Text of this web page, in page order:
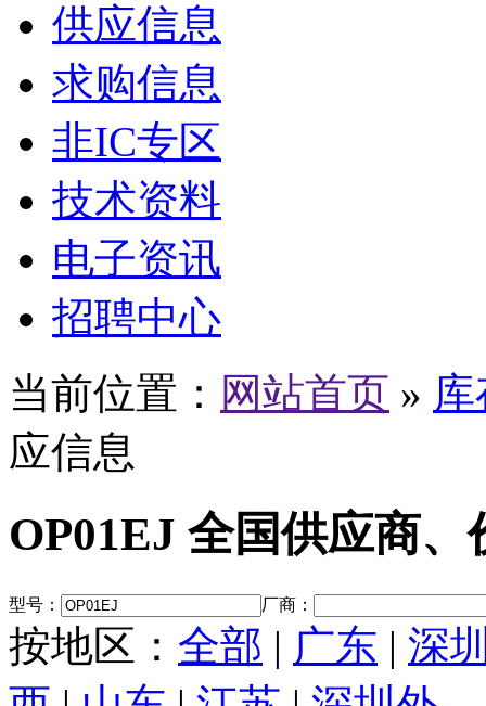
供应信息
求购信息
非IC专区
技术资料
电子资讯
招聘中心
当前位置： 网站首页 »
应信息
OP01EJ 全国供应商
型号： 厂商：
按地区： 全部 | 广东 | 深